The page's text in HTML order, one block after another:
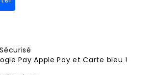
Pay Apple Pay et Carte bleu !